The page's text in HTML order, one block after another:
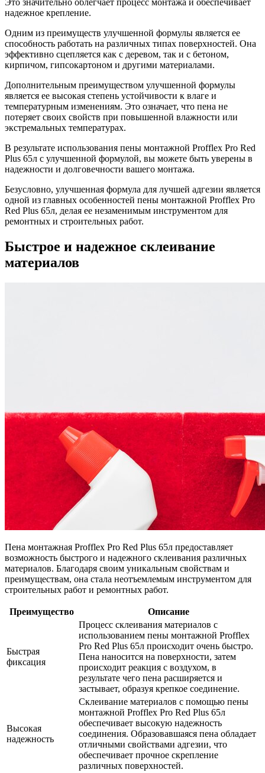
Это значительно облегчает процесс монтажа и обеспечивает
надежное крепление.
Одним из преимуществ улучшенной формулы является ее
способность работать на различных типах поверхностей. Она
эффективно сцепляется как с деревом, так и с бетоном,
кирпичом, гипсокартоном и другими материалами.
Дополнительным преимуществом улучшенной формулы
является ее высокая степень устойчивости к влаге и
температурным изменениям. Это означает, что пена не
потеряет своих свойств при повышенной влажности или
экстремальных температурах.
В результате использования пены монтажной Profflex Pro Red
Plus 65л с улучшенной формулой, вы можете быть уверены в
надежности и долговечности вашего монтажа.
Безусловно, улучшенная формула для лучшей адгезии является
одной из главных особенностей пены монтажной Profflex Pro
Red Plus 65л, делая ее незаменимым инструментом для
ремонтных и строительных работ.
Быстрое и надежное склеивание
материалов
Пена монтажная Profflex Pro Red Plus 65л предоставляет
возможность быстрого и надежного склеивания различных
материалов. Благодаря своим уникальным свойствам и
преимуществам, она стала неотъемлемым инструментом для
строительных работ и ремонтных работ.
Преимущество Описание
Быстрая
фиксация
Процесс склеивания материалов с
использованием пены монтажной Profflex
Pro Red Plus 65л происходит очень быстро.
Пена наносится на поверхности, затем
происходит реакция с воздухом, в
результате чего пена расширяется и
застывает, образуя крепкое соединение.
Высокая
надежность
Склеивание материалов с помощью пены
монтажной Profflex Pro Red Plus 65л
обеспечивает высокую надежность
соединения. Образовавшаяся пена обладает
отличными свойствами адгезии, что
обеспечивает прочное скрепление
различных поверхностей.